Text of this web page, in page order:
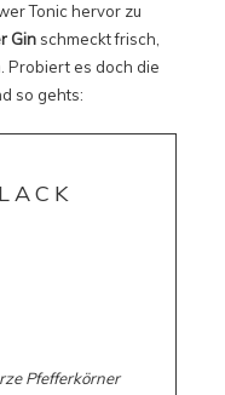
Tonic hervor zu
Gin schmeckt frisch,
Probiert es doch die
so gehts:
Pfefferkörner